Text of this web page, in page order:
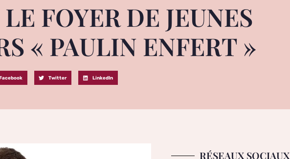
FOYER DE JEUNES
« PAULIN ENFERT »
Twitter LinkedIn
RÉSEAUX SOCIAUX